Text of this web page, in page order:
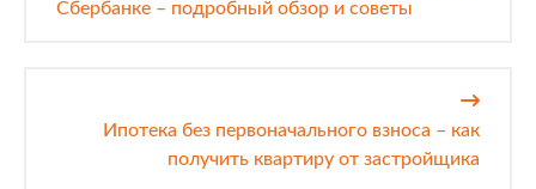
Сбербанке – подробный обзор и советы
Ипотека без первоначального взноса – как
получить квартиру от застройщика